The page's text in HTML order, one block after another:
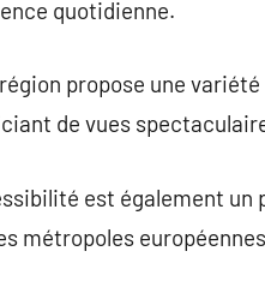
quotidienne.
propose une
de vues
est également
métropoles